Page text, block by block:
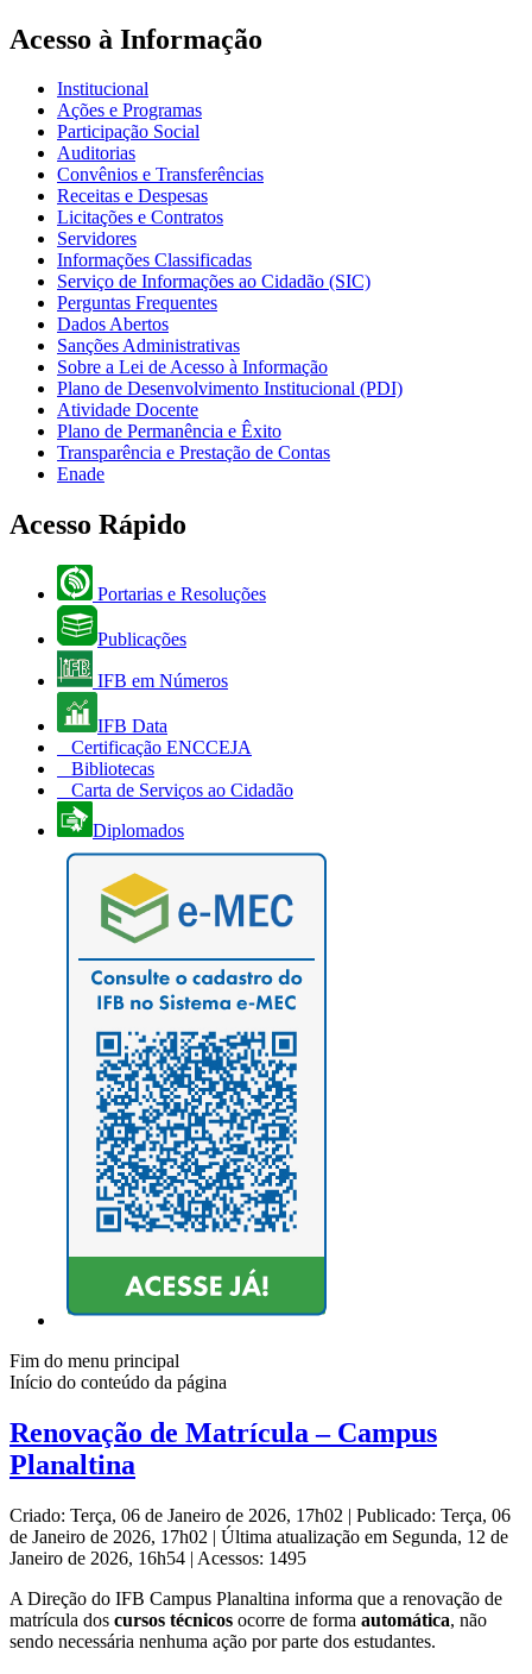
Acesso à Informação
Institucional
Ações e Programas
Participação Social
Auditorias
Convênios e Transferências
Receitas e Despesas
Licitações e Contratos
Servidores
Informações Classificadas
Serviço de Informações ao Cidadão (SIC)
Perguntas Frequentes
Dados Abertos
Sanções Administrativas
Sobre a Lei de Acesso à Informação
Plano de Desenvolvimento Institucional (PDI)
Atividade Docente
Plano de Permanência e Êxito
Transparência e Prestação de Contas
Enade
Acesso Rápido
Portarias e Resoluções
Publicações
IFB em Números
IFB Data
Certificação ENCCEJA
Bibliotecas
Carta de Serviços ao Cidadão
Diplomados
Fim do menu principal
Início do conteúdo da página
Renovação de Matrícula – Campus
Planaltina
Criado: Terça, 06 de Janeiro de 2026, 17h02 | Publicado: Terça, 06
de Janeiro de 2026, 17h02 | Última atualização em Segunda, 12 de
Janeiro de 2026, 16h54 | Acessos: 1495
A Direção do IFB Campus Planaltina informa que a renovação de
matrícula dos cursos técnicos ocorre de forma automática, não
sendo necessária nenhuma ação por parte dos estudantes.